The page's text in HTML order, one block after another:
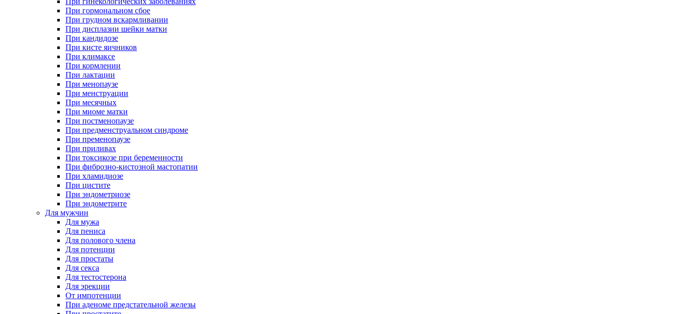
При гормональном сбое
При грудном вскармливании
При дисплазии шейки матки
При кандидозе
При кисте яичников
При климаксе
При кормлении
При лактации
При менопаузе
При менструации
При месячных
При миоме матки
При постменопаузе
При предменструальном синдроме
При пременопаузе
При приливах
При токсикозе при беременности
При фиброзно-кистозной мастопатии
При хламидиозе
При цистите
При эндометриозе
При эндометрите
Для мужчин
Для мужа
Для пениса
Для полового члена
Для потенции
Для простаты
Для секса
Для тестостерона
Для эрекции
От импотенции
При аденоме предстательной железы